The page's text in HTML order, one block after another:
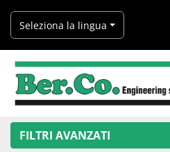
Seleziona la lingua
FILTRI AVANZATI